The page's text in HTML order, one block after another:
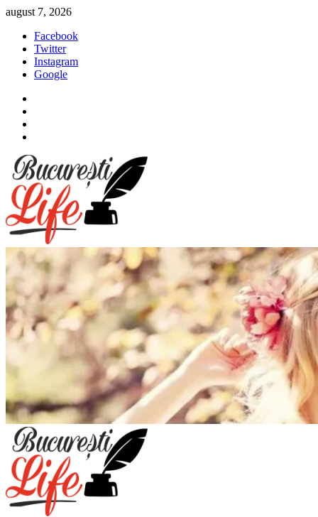
Sari
conținut
august 7, 2026
Facebook
Twitter
Instagram
Google
Meniu
principal